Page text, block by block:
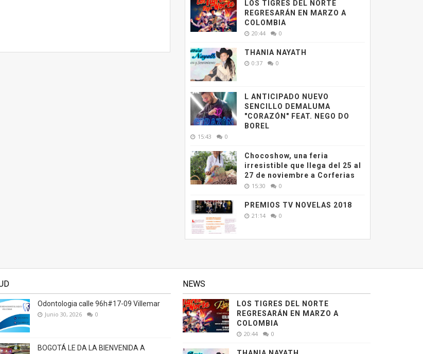
LOS TIGRES DEL NORTE
REGRESARÁN EN MARZO A
COLOMBIA
20:44 0
THANIA NAYATH
0:37 0
L ANTICIPADO NUEVO
SENCILLO DEMALUMA
"CORAZÓN" FEAT. NEGO DO
BOREL
15:43 0
Chocoshow, una feria
irresistible que llega del 25 al
27 de noviembre a Corferias
15:30 0
PREMIOS TV NOVELAS 2018
21:14 0
Odontologia calle 96h#17-09 Villemar
Junio 30, 2026 0
BOGOTÁ LE DA LA BIENVENIDA A
NEWS
LOS TIGRES DEL NORTE
REGRESARÁN EN MARZO A
COLOMBIA
20:44 0